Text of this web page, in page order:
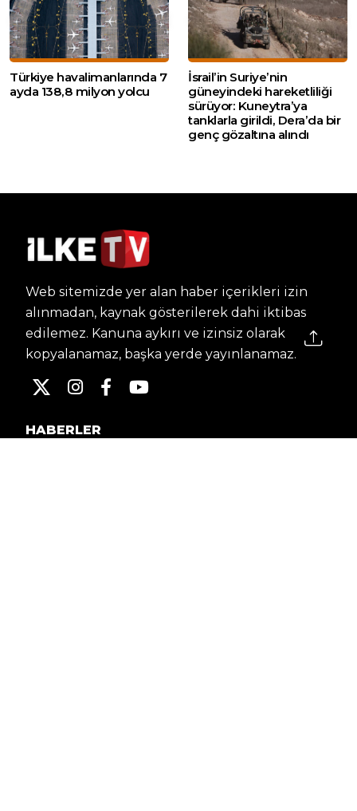
Türkiye havalimanlarında 7
ayda 138,8 milyon yolcu
İsrail’in Suriye’nin
güneyindeki hareketliliği
sürüyor: Kuneytra’ya
tanklarla girildi, Dera’da bir
genç gözaltına alındı
Web sitemizde yer alan haber içerikleri izin
alınmadan, kaynak gösterilerek dahi iktibas
edilemez. Kanuna aykırı ve izinsiz olarak
kopyalanamaz, başka yerde yayınlanamaz.
HABERLER